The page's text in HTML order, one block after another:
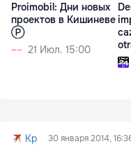
Proimobil: Дни новых
проектов в Кишиневе
Ⓟ
21 Июл. 15:00
Kp 30 января 2014,